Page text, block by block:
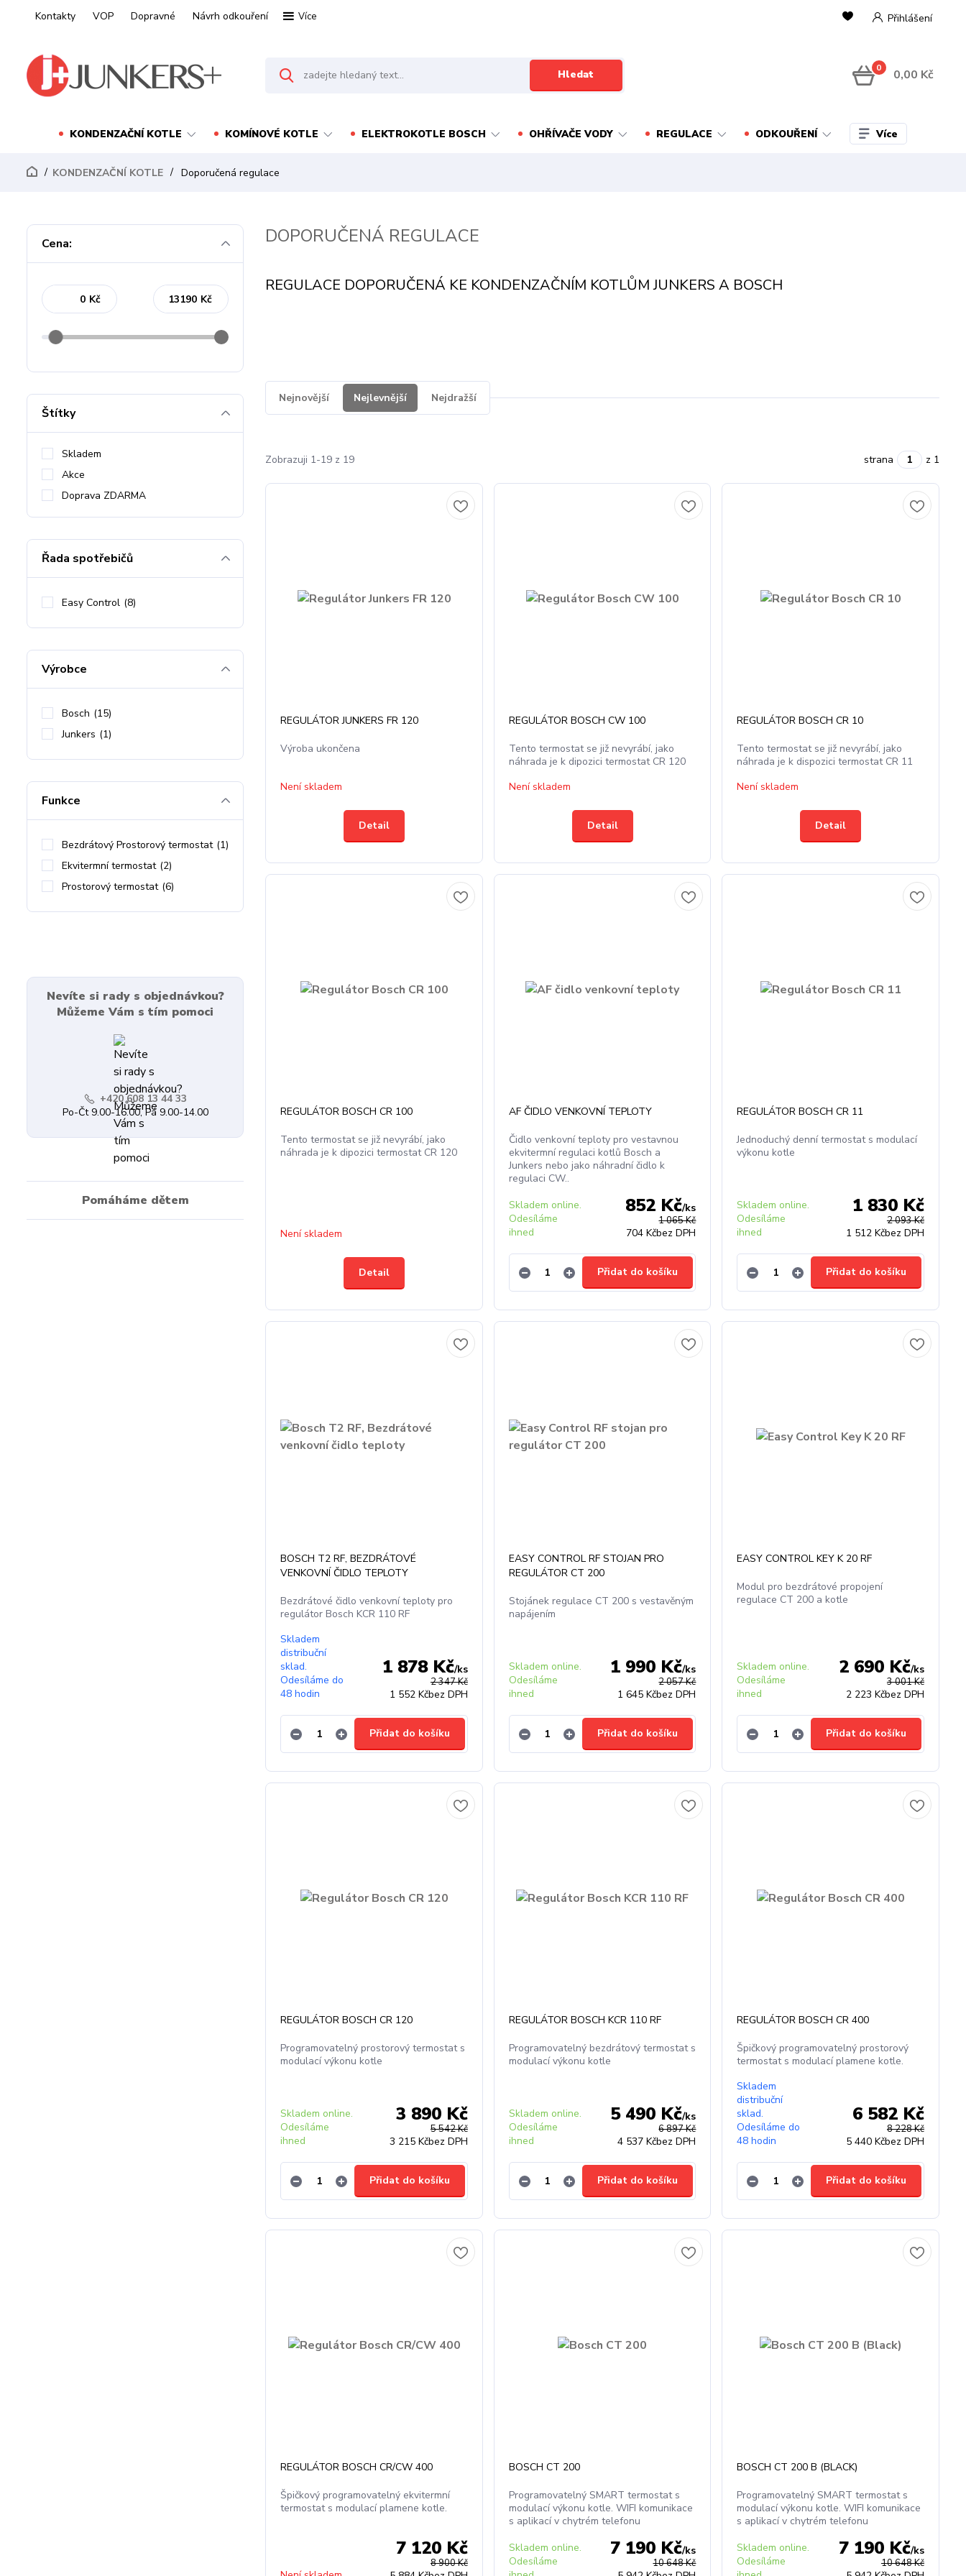
Kontakty VOP Dopravné Návrh odkouření Více Přihlášení
Hledat 0 0,00 Kč
KONDENZAČNÍ KOTLE KOMÍNOVÉ KOTLE ELEKTROKOTLE BOSCH OHŘÍVAČE VODY REGULACE ODKOUŘENÍ Více
KONDENZAČNÍ KOTLE Doporučená regulace
DOPORUČENÁ REGULACE
REGULACE DOPORUČENÁ KE KONDENZAČNÍM KOTLŮM JUNKERS A BOSCH
Nejnovější Nejlevnější Nejdražší
Zobrazuji 1-19 z 19 strana z 1
REGULÁTOR JUNKERS FR 120
Výroba ukončena
Není skladem
Detail
REGULÁTOR BOSCH CW 100
Tento termostat se již nevyrábí, jako
náhrada je k dipozici termostat CR 120
Není skladem
Detail
REGULÁTOR BOSCH CR 10
Tento termostat se již nevyrábí, jako
náhrada je k dispozici termostat CR 11
Není skladem
Detail
REGULÁTOR BOSCH CR 100
Tento termostat se již nevyrábí, jako
náhrada je k dipozici termostat CR 120
Není skladem
Detail
AF ČIDLO VENKOVNÍ TEPLOTY
Čidlo venkovní teploty pro vestavnou
ekvitermní regulaci kotlů Bosch a
Junkers nebo jako náhradní čidlo k
regulaci CW..
1 065 Kč
852 Kč/ks
704 Kčbez DPH
Skladem online.
Odesíláme
ihned
Přidat do košíku
REGULÁTOR BOSCH CR 11
Jednoduchý denní termostat s modulací
výkonu kotle
2 093 Kč
1 830 Kč
1 512 Kčbez DPH
Skladem online.
Odesíláme
ihned
Přidat do košíku
BOSCH T2 RF, BEZDRÁTOVÉ
VENKOVNÍ ČIDLO TEPLOTY
Bezdrátové čidlo venkovní teploty pro
regulátor Bosch KCR 110 RF
2 347 Kč
1 878 Kč/ks
1 552 Kčbez DPH
Skladem
distribuční
sklad.
Odesíláme do
48 hodin
Přidat do košíku
EASY CONTROL RF STOJAN PRO
REGULÁTOR CT 200
Stojánek regulace CT 200 s vestavěným
napájením
2 057 Kč
1 990 Kč/ks
1 645 Kčbez DPH
Skladem online.
Odesíláme
ihned
Přidat do košíku
EASY CONTROL KEY K 20 RF
Modul pro bezdrátové propojení
regulace CT 200 a kotle
3 001 Kč
2 690 Kč/ks
2 223 Kčbez DPH
Skladem online.
Odesíláme
ihned
Přidat do košíku
REGULÁTOR BOSCH CR 120
Programovatelný prostorový termostat s
modulací výkonu kotle
5 542 Kč
3 890 Kč
3 215 Kčbez DPH
Skladem online.
Odesíláme
ihned
Přidat do košíku
REGULÁTOR BOSCH KCR 110 RF
Programovatelný bezdrátový termostat s
modulací výkonu kotle
6 897 Kč
5 490 Kč/ks
4 537 Kčbez DPH
Skladem online.
Odesíláme
ihned
Přidat do košíku
REGULÁTOR BOSCH CR 400
Špičkový programovatelný prostorový
termostat s modulací plamene kotle.
8 228 Kč
6 582 Kč
5 440 Kčbez DPH
Skladem
distribuční
sklad.
Odesíláme do
48 hodin
Přidat do košíku
REGULÁTOR BOSCH CR/CW 400
Špičkový programovatelný ekvitermní
termostat s modulací plamene kotle.
8 900 Kč
7 120 Kč
BOSCH CT 200
Programovatelný SMART termostat s
modulací výkonu kotle. WIFI komunikace
s aplikací v chytrém telefonu
10 648 Kč
7 190 Kč/ks
Skladem online.
Odesíláme
BOSCH CT 200 B (BLACK)
Programovatelný SMART termostat s
modulací výkonu kotle. WIFI komunikace
s aplikací v chytrém telefonu
10 648 Kč
7 190 Kč/ks
Skladem online.
Odesíláme
Cena:
Kč Kč
Štítky
Skladem
Akce
Doprava ZDARMA
Řada spotřebičů
Easy Control (8)
Výrobce
Bosch (15)
Junkers (1)
Funkce
Bezdrátový Prostorový termostat (1)
Ekvitermní termostat (2)
Prostorový termostat (6)
Nevíte si rady s objednávkou?
Můžeme Vám s tím pomoci
+420 608 13 44 33
Po-Čt 9.00-16.00, Pá 9.00-14.00
Pomáháme dětem